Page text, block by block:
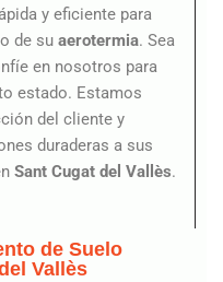
y eficiente para
de su aerotermia. Sea
en nosotros para
estado. Estamos
del cliente y
duraderas a sus
Sant Cugat del Vallès.
de Suelo
Vallès